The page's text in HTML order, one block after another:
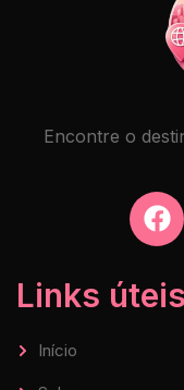
Encontre o
Links úteis
Início